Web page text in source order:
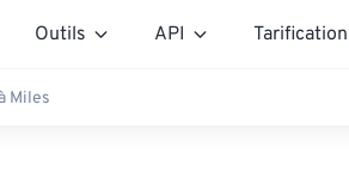
Outils API Tarification
Miles